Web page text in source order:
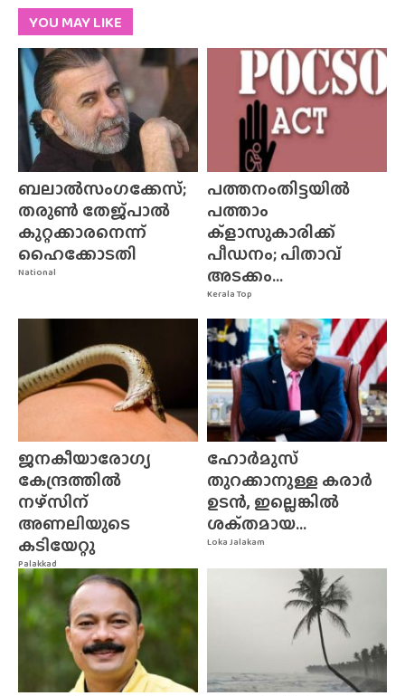
YOU MAY LIKE
National
ബലാൽസംഗക്കേസ്;
തരുൺ തേജ്‌പാൽ
കുറ്റക്കാരനെന്ന്
ഹൈക്കോടതി
Kerala Top
പത്തനംതിട്ടയിൽ
പത്താം
ക്ളാസുകാരിക്ക്
പീഡനം; പിതാവ്
അടക്കം...
Palakkad
ജനകീയാരോഗ്യ
കേന്ദ്രത്തിൽ
നഴ്‌സിന്‌
അണലിയുടെ
കടിയേറ്റു
Loka Jalakam
ഹോർമുസ്
തുറക്കാനുള്ള കരാർ
ഉടൻ, ഇല്ലെങ്കിൽ
ശക്‌തമായ...